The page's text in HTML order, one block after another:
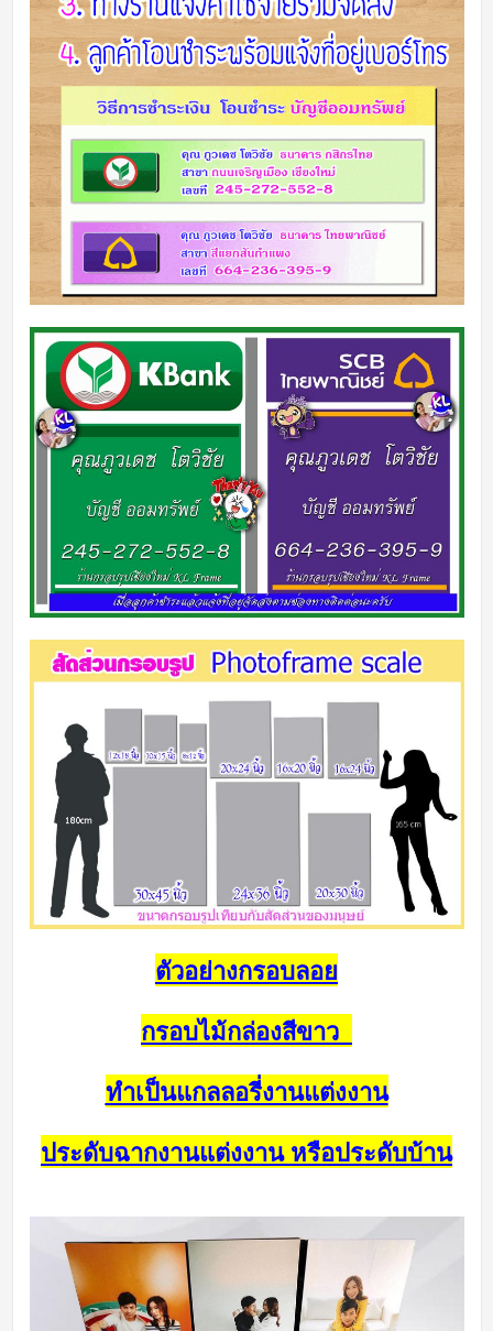
ตัวอย่างกรอบลอย
กรอบไม้กล่องสีขาว
ทำเป็นแกลลอรี่งานแต่งงาน
ประดับฉากงานแต่งงาน หรือประดับบ้าน